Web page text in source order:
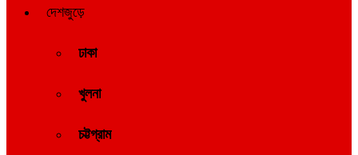
দেশজুড়ে
ঢাকা
খুলনা
চট্টগ্রাম